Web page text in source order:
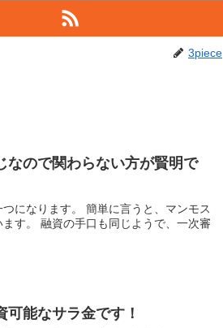
3piece
なので関わらない方が賢明で
になります。 簡単に言うと、マンモス
す。 融資の手口も同じようで、一次審
能なサラ金です！